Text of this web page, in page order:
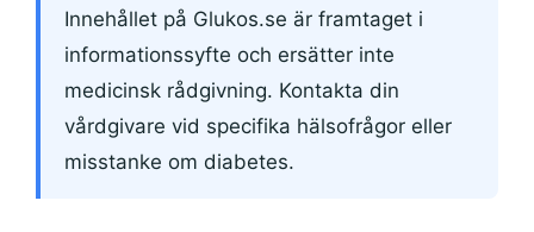
Innehållet på Glukos.se är framtaget i
informationssyfte och ersätter inte
medicinsk rådgivning. Kontakta din
vårdgivare vid specifika hälsofrågor eller
misstanke om diabetes.